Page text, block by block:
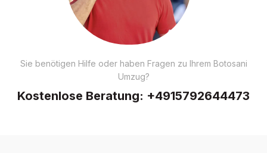
Sie benötigen Hilfe oder haben Fragen zu Ihrem Botosani
Umzug?
Kostenlose Beratung: +4915792644473